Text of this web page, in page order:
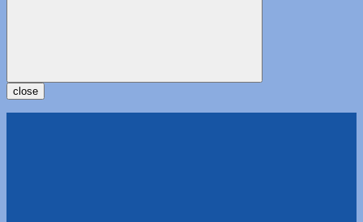
close